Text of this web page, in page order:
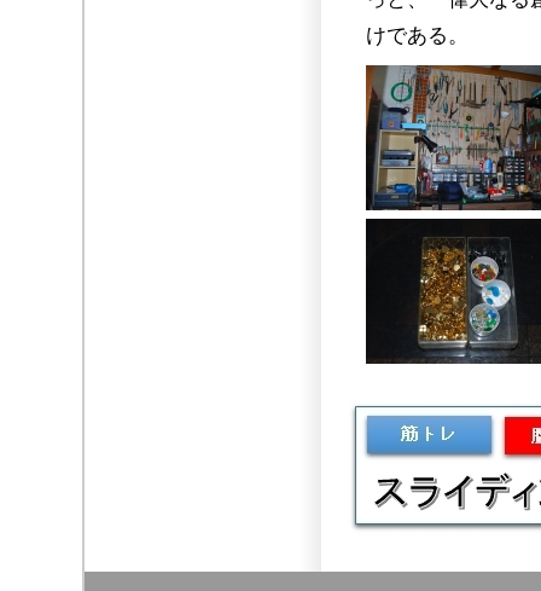
けである。